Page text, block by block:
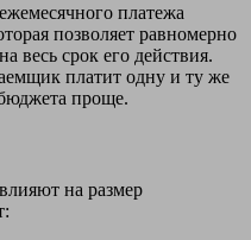
платежа
позволяет равномерно
весь срок его действия.
платит одну и ту же
проще.
на размер